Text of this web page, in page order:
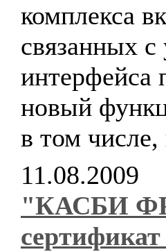
комплекса
связанных
интерфейса
новый
в том
11.08.2009
"КАСБИ